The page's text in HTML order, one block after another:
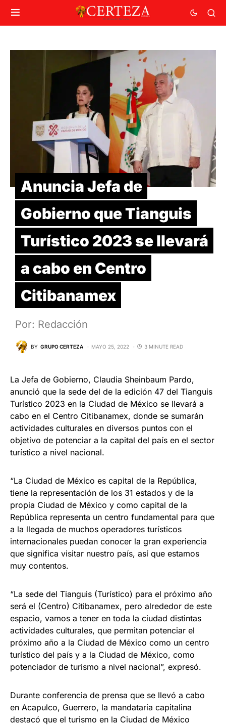
Anuncia Jefa de
Gobierno que Tianguis
Turístico 2023 se llevará
a cabo en Centro
Citibanamex
Por: Redacción
BY GRUPO CERTEZA MAYO 25, 2022 3 MINUTE READ
La Jefa de Gobierno, Claudia Sheinbaum Pardo,
anunció que la sede del de la edición 47 del Tianguis
Turístico 2023 en la Ciudad de México se llevará a
cabo en el Centro Citibanamex, donde se sumarán
actividades culturales en diversos puntos con el
objetivo de potenciar a la capital del país en el sector
turístico a nivel nacional.
“La Ciudad de México es capital de la República,
tiene la representación de los 31 estados y de la
propia Ciudad de México y como capital de la
República representa un centro fundamental para que
a la llegada de muchos operadores turísticos
internacionales puedan conocer la gran experiencia
que significa visitar nuestro país, así que estamos
muy contentos.
“La sede del Tianguis (Turístico) para el próximo año
será el (Centro) Citibanamex, pero alrededor de este
espacio, vamos a tener en toda la ciudad distintas
actividades culturales, que permitan potenciar el
próximo año a la Ciudad de México como un centro
turístico del país y a la Ciudad de México, como
potenciador de turismo a nivel nacional”, expresó.
Durante conferencia de prensa que se llevó a cabo
en Acapulco, Guerrero, la mandataria capitalina
destacó que el turismo en la Ciudad de México